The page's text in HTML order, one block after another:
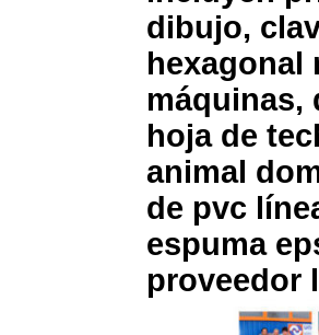
dibujo,
hexagonal
máquinas,
hoja de
animal
de pvc
espuma
proveedor